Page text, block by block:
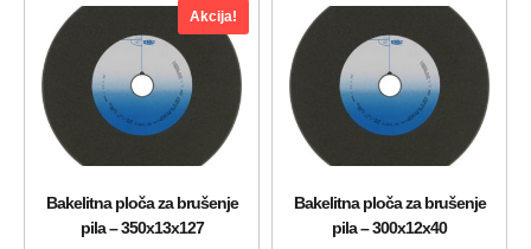
Akcija!
Bakelitna ploča za brušenje
pila – 350x13x127
Bakelitna ploča za brušenje
pila – 300x12x40